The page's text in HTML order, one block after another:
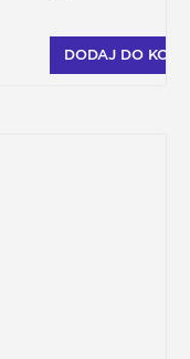
DODAJ DO